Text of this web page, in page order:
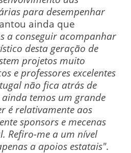
para desempenhar
ainda que
a conseguir acompanhar
desta geração de
projetos muito
e professores excelentes
não fica atrás de
temos um grande
é relativamente aos
sponsors e mecenas
Refiro-me a um nível
a apoios estatais".